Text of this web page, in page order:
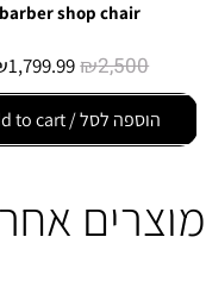
barber shop chair
₪2,500
1,799.99
הוספה לסל / Add to cart
מוצרים